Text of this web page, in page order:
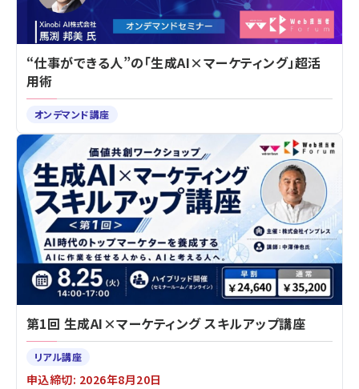
“仕事ができる人”の「生成AI×マーケティング」超活
用術
オンデマンド講座
第1回 生成AI×マーケティング スキルアップ講座
リアル講座
申込締切: 2026年8月20日